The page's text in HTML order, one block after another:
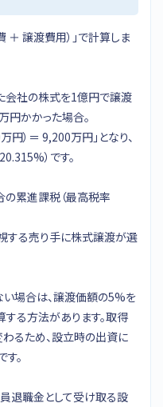
譲渡費用）」で計算しま
会社の株式を1億円で譲渡
円かかった場合。
）＝ 9,200万円」となり、
）です。
累進課税（最高税率
する売り手に株式譲渡が選
場合は、譲渡価額の5%を
る方法があります。取得
るため、設立時の出資に
。
退職金として受け取る設